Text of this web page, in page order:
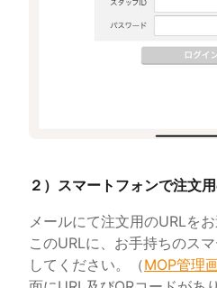
２）スマートフォンで注文
メールにて注文用のURLをお
このURLに、お手持ちのス
してください。（MOP管理